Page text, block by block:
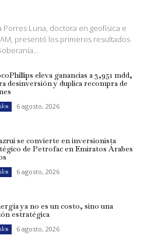
Porres Luna, doctora en geofísica e
presentó los primeros resultados
eleva ganancias a 3,951 mdd,
desinversión y duplica recompra de
6 agosto, 2026
se convierte en inversionista
de Petrofac en Emiratos Árabes
6 agosto, 2026
ya no es un costo, sino una
estratégica
6 agosto, 2026